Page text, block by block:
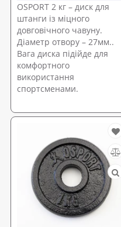
OSPORT 2 кг – диск для
штанги із міцного
довговічного чавуну.
Діаметр отвору – 27мм..
Вага диска підійде для
комфортного
використання
спортсменами.